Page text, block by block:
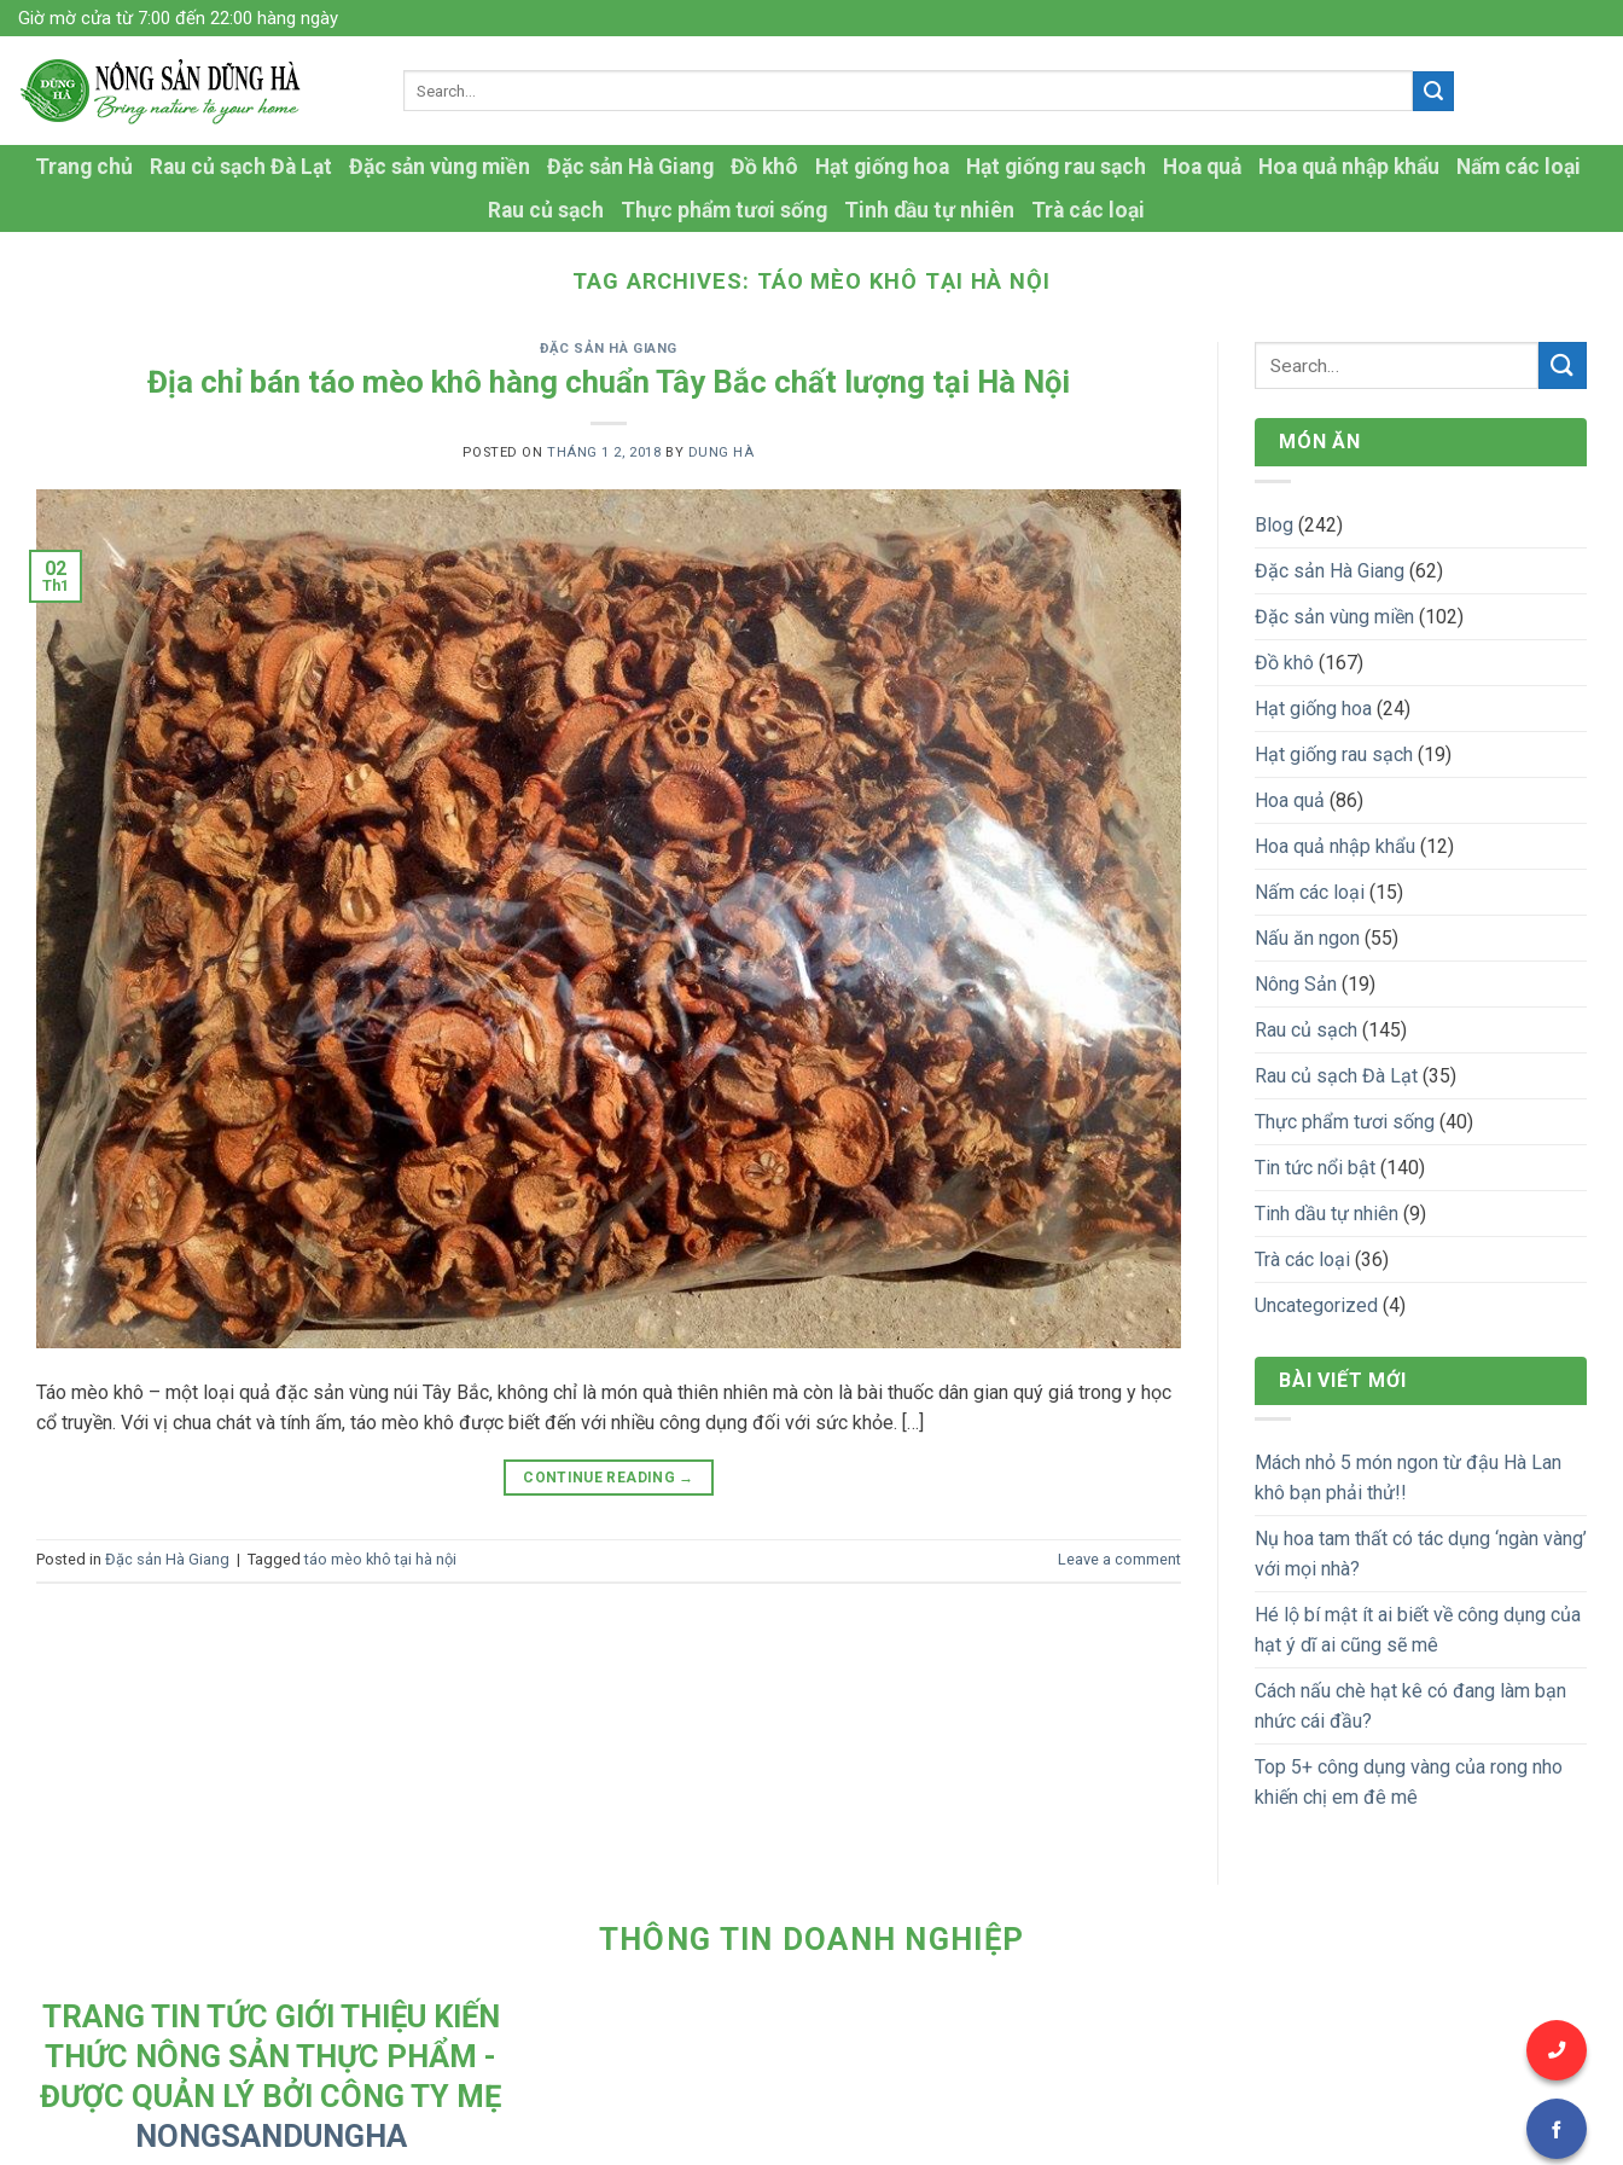
Skip
to
content
Giờ mờ cửa từ 7:00 đến 22:00 hàng ngày
Trang chủ Rau củ sạch Đà Lạt Đặc sản vùng miền Đặc sản Hà Giang Đồ khô Hạt giống hoa Hạt giống rau sạch Hoa quả Hoa quả nhập khẩu
Nấm các loại
Rau củ sạch
Thực phẩm tươi sống Tinh dầu tự nhiên Trà các loại
TAG ARCHIVES: TÁO MÈO KHÔ TẠI HÀ NỘI
ĐẶC SẢN HÀ GIANG
Địa chỉ bán táo mèo khô hàng chuẩn Tây Bắc chất lượng tại Hà Nội
POSTED ONTHÁNG 1 2, 2018 BY DUNG HÀ
02
Th1
Táo mèo khô – một loại quả đặc sản vùng núi Tây Bắc, không chỉ là món quà thiên nhiên mà còn là bài thuốc dân gian quý giá trong y học
cổ truyền. Với vị chua chát và tính ấm, táo mèo khô được biết đến với nhiều công dụng đối với sức khỏe. […]
CONTINUE READING →
Posted in Đặc sản Hà Giang | Taggedtáo mèo khô tại hà nội Leave a comment
MÓN ĂN
Blog (242)
Đặc sản Hà Giang (62)
Đặc sản vùng miền (102)
Đồ khô (167)
Hạt giống hoa (24)
Hạt giống rau sạch (19)
Hoa quả (86)
Hoa quả nhập khẩu (12)
Nấm các loại (15)
Nấu ăn ngon (55)
Nông Sản (19)
Rau củ sạch (145)
Rau củ sạch Đà Lạt (35)
Thực phẩm tươi sống (40)
Tin tức nổi bật (140)
Tinh dầu tự nhiên (9)
Trà các loại (36)
Uncategorized (4)
BÀI VIẾT MỚI
Mách nhỏ 5 món ngon từ đậu Hà Lan
khô bạn phải thử!!
Nụ hoa tam thất có tác dụng ‘ngàn vàng’
với mọi nhà?
Hé lộ bí mật ít ai biết về công dụng của
hạt ý dĩ ai cũng sẽ mê
Cách nấu chè hạt kê có đang làm bạn
nhức cái đầu?
Top 5+ công dụng vàng của rong nho
khiến chị em đê mê
THÔNG TIN DOANH NGHIỆP
TRANG TIN TỨC GIỚI THIỆU KIẾN
THỨC NÔNG SẢN THỰC PHẨM -
ĐƯỢC QUẢN LÝ BỞI CÔNG TY MẸ
NONGSANDUNGHA